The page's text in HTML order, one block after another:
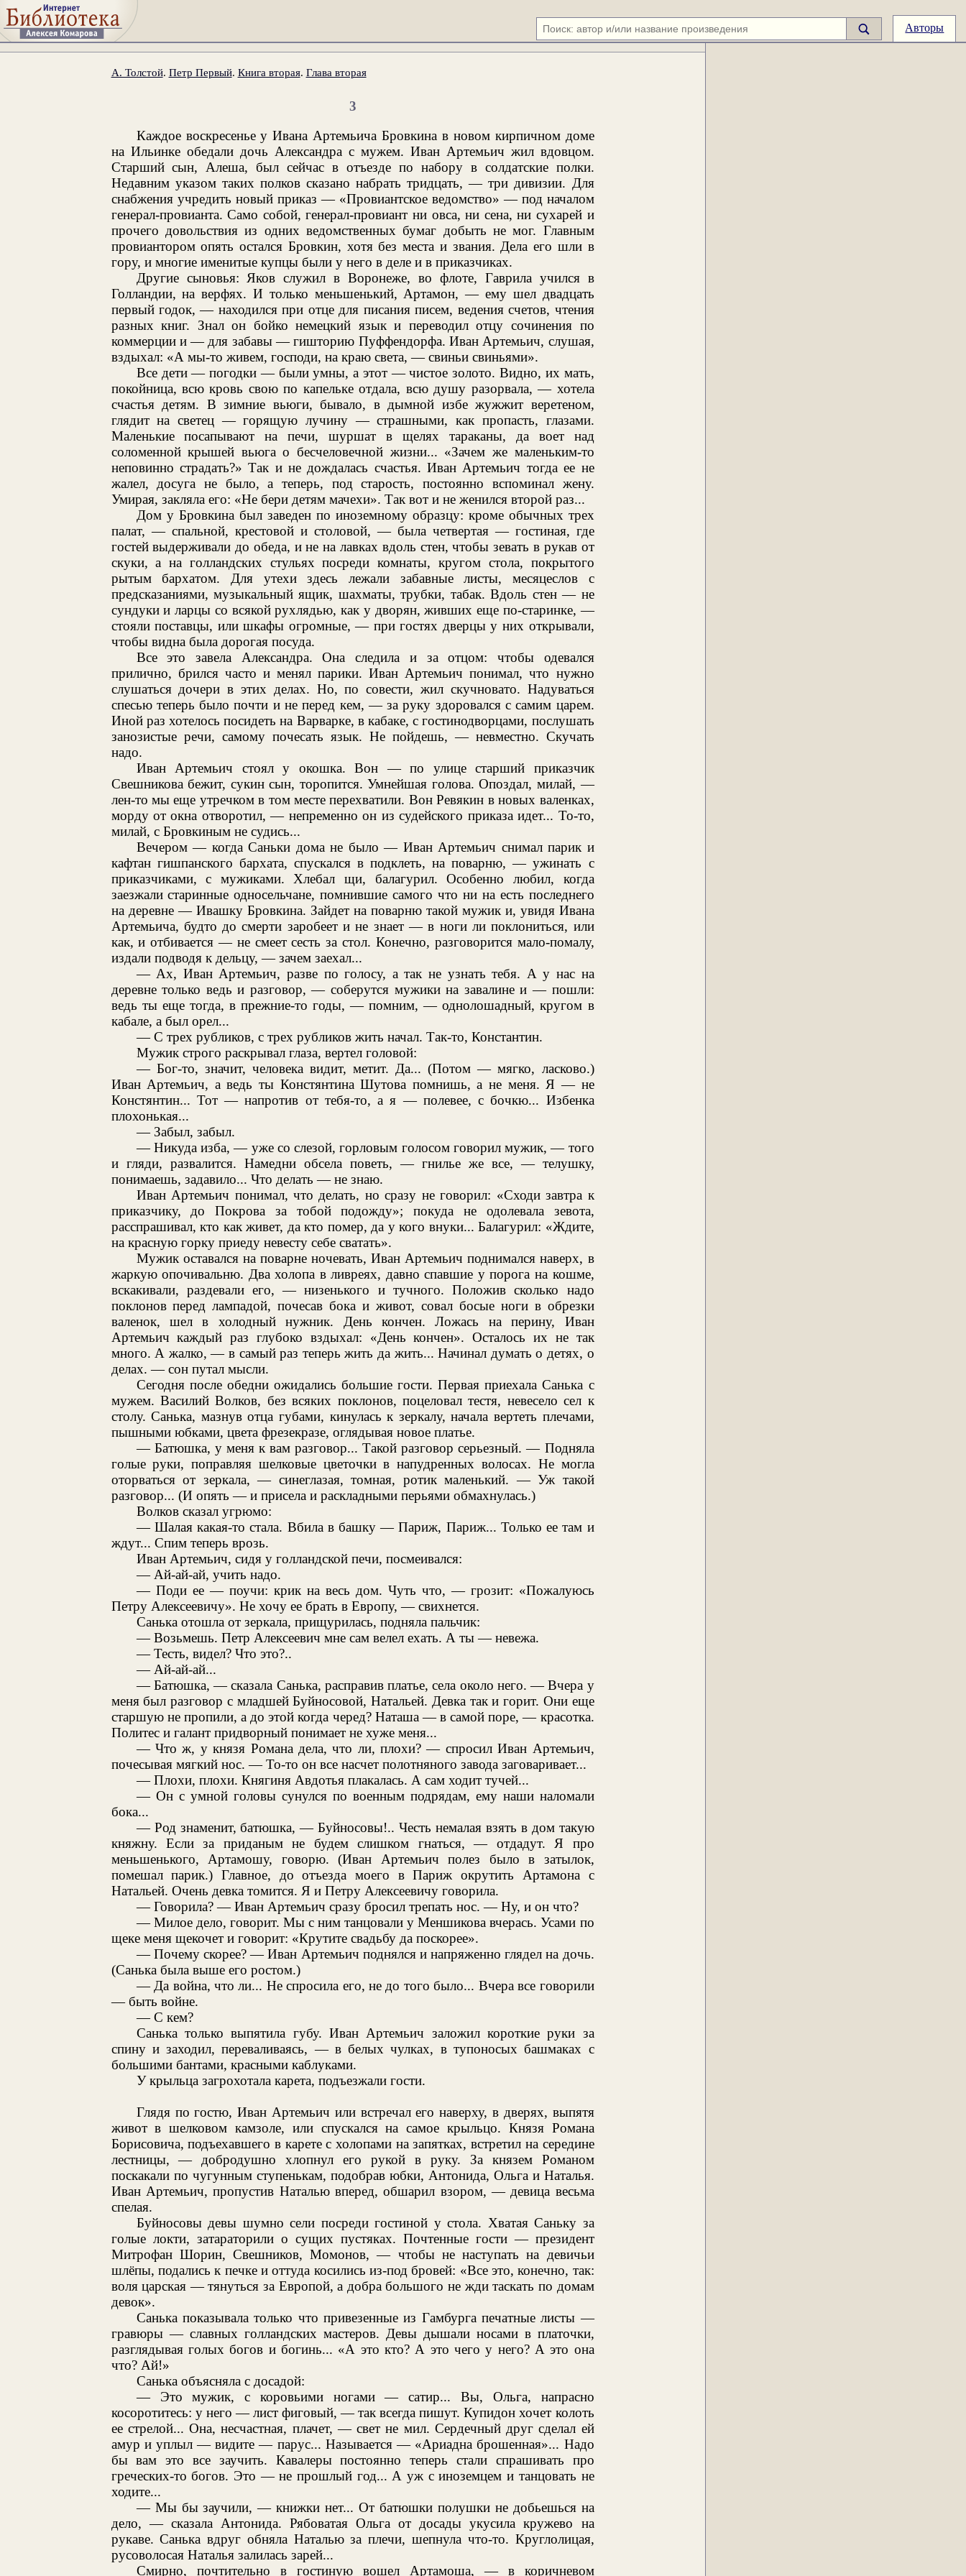
Авторы
А. Толстой. Петр Первый. Книга вторая. Глава вторая
3
Каждое воскресенье у Ивана Артемьича Бровкина в новом кирпичном доме
на Ильинке обедали дочь Александра с мужем. Иван Артемьич жил вдовцом.
Старший сын, Алеша, был сейчас в отъезде по набору в солдатские полки.
Недавним указом таких полков сказано набрать тридцать, — три дивизии. Для
снабжения учредить новый приказ — «Провиантское ведомство» — под началом
генерал-провианта. Само собой, генерал-провиант ни овса, ни сена, ни сухарей и
прочего довольствия из одних ведомственных бумаг добыть не мог. Главным
провиантором опять остался Бровкин, хотя без места и звания. Дела его шли в
гору, и многие именитые купцы были у него в деле и в приказчиках.
Другие сыновья: Яков служил в Воронеже, во флоте, Гаврила учился в
Голландии, на верфях. И только меньшенький, Артамон, — ему шел двадцать
первый годок, — находился при отце для писания писем, ведения счетов, чтения
разных книг. Знал он бойко немецкий язык и переводил отцу сочинения по
коммерции и — для забавы — гишторию Пуффендорфа. Иван Артемьич, слушая,
вздыхал: «А мы-то живем, господи, на краю света, — свиньи свиньями».
Все дети — погодки — были умны, а этот — чистое золото. Видно, их мать,
покойница, всю кровь свою по капельке отдала, всю душу разорвала, — хотела
счастья детям. В зимние вьюги, бывало, в дымной избе жужжит веретеном,
глядит на светец — горящую лучину — страшными, как пропасть, глазами.
Маленькие посапывают на печи, шуршат в щелях тараканы, да воет над
соломенной крышей вьюга о бесчеловечной жизни... «Зачем же маленьким-то
неповинно страдать?» Так и не дождалась счастья. Иван Артемьич тогда ее не
жалел, досуга не было, а теперь, под старость, постоянно вспоминал жену.
Умирая, закляла его: «Не бери детям мачехи». Так вот и не женился второй раз...
Дом у Бровкина был заведен по иноземному образцу: кроме обычных трех
палат, — спальной, крестовой и столовой, — была четвертая — гостиная, где
гостей выдерживали до обеда, и не на лавках вдоль стен, чтобы зевать в рукав от
скуки, а на голландских стульях посреди комнаты, кругом стола, покрытого
рытым бархатом. Для утехи здесь лежали забавные листы, месяцеслов с
предсказаниями, музыкальный ящик, шахматы, трубки, табак. Вдоль стен — не
сундуки и ларцы со всякой рухлядью, как у дворян, живших еще по-старинке, —
стояли поставцы, или шкафы огромные, — при гостях дверцы у них открывали,
чтобы видна была дорогая посуда.
Все это завела Александра. Она следила и за отцом: чтобы одевался
прилично, брился часто и менял парики. Иван Артемьич понимал, что нужно
слушаться дочери в этих делах. Но, по совести, жил скучновато. Надуваться
спесью теперь было почти и не перед кем, — за руку здоровался с самим царем.
Иной раз хотелось посидеть на Варварке, в кабаке, с гостинодворцами, послушать
занозистые речи, самому почесать язык. Не пойдешь, — невместно. Скучать
надо.
Иван Артемьич стоял у окошка. Вон — по улице старший приказчик
Свешникова бежит, сукин сын, торопится. Умнейшая голова. Опоздал, милай, —
лен-то мы еще утречком в том месте перехватили. Вон Ревякин в новых валенках,
морду от окна отворотил, — непременно он из судейского приказа идет... То-то,
милай, с Бровкиным не судись...
Вечером — когда Саньки дома не было — Иван Артемьич снимал парик и
кафтан гишпанского бархата, спускался в подклеть, на поварню, — ужинать с
приказчиками, с мужиками. Хлебал щи, балагурил. Особенно любил, когда
заезжали старинные односельчане, помнившие самого что ни на есть последнего
на деревне — Ивашку Бровкина. Зайдет на поварню такой мужик и, увидя Ивана
Артемьича, будто до смерти заробеет и не знает — в ноги ли поклониться, или
как, и отбивается — не смеет сесть за стол. Конечно, разговорится мало-помалу,
издали подводя к дельцу, — зачем заехал...
— Ах, Иван Артемьич, разве по голосу, а так не узнать тебя. А у нас на
деревне только ведь и разговор, — соберутся мужики на завалине и — пошли:
ведь ты еще тогда, в прежние-то годы, — помним, — однолошадный, кругом в
кабале, а был орел...
— С трех рубликов, с трех рубликов жить начал. Так-то, Константин.
Мужик строго раскрывал глаза, вертел головой:
— Бог-то, значит, человека видит, метит. Да... (Потом — мягко, ласково.)
Иван Артемьич, а ведь ты Констянтина Шутова помнишь, а не меня. Я — не
Констянтин... Тот — напротив от тебя-то, а я — полевее, с бочкю... Избенка
плохонькая...
— Забыл, забыл.
— Никуда изба, — уже со слезой, горловым голосом говорил мужик, — того
и гляди, развалится. Намедни обсела поветь, — гнилье же все, — телушку,
понимаешь, задавило... Что делать — не знаю.
Иван Артемьич понимал, что делать, но сразу не говорил: «Сходи завтра к
приказчику, до Покрова за тобой подожду»; покуда не одолевала зевота,
расспрашивал, кто как живет, да кто помер, да у кого внуки... Балагурил: «Ждите,
на красную горку приеду невесту себе сватать».
Мужик оставался на поварне ночевать, Иван Артемьич поднимался наверх, в
жаркую опочивальню. Два холопа в ливреях, давно спавшие у порога на кошме,
вскакивали, раздевали его, — низенького и тучного. Положив сколько надо
поклонов перед лампадой, почесав бока и живот, совал босые ноги в обрезки
валенок, шел в холодный нужник. День кончен. Ложась на перину, Иван
Артемьич каждый раз глубоко вздыхал: «День кончен». Осталось их не так
много. А жалко, — в самый раз теперь жить да жить... Начинал думать о детях, о
делах. — сон путал мысли.
Сегодня после обедни ожидались большие гости. Первая приехала Санька с
мужем. Василий Волков, без всяких поклонов, поцеловал тестя, невесело сел к
столу. Санька, мазнув отца губами, кинулась к зеркалу, начала вертеть плечами,
пышными юбками, цвета фрезекразе, оглядывая новое платье.
— Батюшка, у меня к вам разговор... Такой разговор серьезный. — Подняла
голые руки, поправляя шелковые цветочки в напудренных волосах. Не могла
оторваться от зеркала, — синеглазая, томная, ротик маленький. — Уж такой
разговор... (И опять — и присела и раскладными перьями обмахнулась.)
Волков сказал угрюмо:
— Шалая какая-то стала. Вбила в башку — Париж, Париж... Только ее там и
ждут... Спим теперь врозь.
Иван Артемьич, сидя у голландской печи, посмеивался:
— Ай-ай-ай, учить надо.
— Поди ее — поучи: крик на весь дом. Чуть что, — грозит: «Пожалуюсь
Петру Алексеевичу». Не хочу ее брать в Европу, — свихнется.
Санька отошла от зеркала, прищурилась, подняла пальчик:
— Возьмешь. Петр Алексеевич мне сам велел ехать. А ты — невежа.
— Тесть, видел? Что это?..
— Ай-ай-ай...
— Батюшка, — сказала Санька, расправив платье, села около него. — Вчера у
меня был разговор с младшей Буйносовой, Натальей. Девка так и горит. Они еще
старшую не пропили, а до этой когда черед? Наташа — в самой поре, — красотка.
Политес и галант придворный понимает не хуже меня...
— Что ж, у князя Романа дела, что ли, плохи? — спросил Иван Артемьич,
почесывая мягкий нос. — То-то он все насчет полотняного завода заговаривает...
— Плохи, плохи. Княгиня Авдотья плакалась. А сам ходит тучей...
— Он с умной головы сунулся по военным подрядам, ему наши наломали
бока...
— Род знаменит, батюшка, — Буйносовы!.. Честь немалая взять в дом такую
княжну. Если за приданым не будем слишком гнаться, — отдадут. Я про
меньшенького, Артамошу, говорю. (Иван Артемьич полез было в затылок,
помешал парик.) Главное, до отъезда моего в Париж окрутить Артамона с
Натальей. Очень девка томится. Я и Петру Алексеевичу говорила.
— Говорила? — Иван Артемьич сразу бросил трепать нос. — Ну, и он что?
— Милое дело, говорит. Мы с ним танцовали у Меншикова вчерась. Усами по
щеке меня щекочет и говорит: «Крутите свадьбу да поскорее».
— Почему скорее? — Иван Артемьич поднялся и напряженно глядел на дочь.
(Санька была выше его ростом.)
— Да война, что ли... Не спросила его, не до того было... Вчера все говорили
— быть войне.
— С кем?
Санька только выпятила губу. Иван Артемьич заложил короткие руки за
спину и заходил, переваливаясь, — в белых чулках, в тупоносых башмаках с
большими бантами, красными каблуками.
У крыльца загрохотала карета, подъезжали гости.
Глядя по гостю, Иван Артемьич или встречал его наверху, в дверях, выпятя
живот в шелковом камзоле, или спускался на самое крыльцо. Князя Романа
Борисовича, подъехавшего в карете с холопами на запятках, встретил на середине
лестницы, — добродушно хлопнул его рукой в руку. За князем Романом
поскакали по чугунным ступенькам, подобрав юбки, Антонида, Ольга и Наталья.
Иван Артемьич, пропустив Наталью вперед, обшарил взором, — девица весьма
спелая.
Буйносовы девы шумно сели посреди гостиной у стола. Хватая Саньку за
голые локти, затараторили о сущих пустяках. Почтенные гости — президент
Митрофан Шорин, Свешников, Момонов, — чтобы не наступать на девичьи
шлёпы, подались к печке и оттуда косились из-под бровей: «Все это, конечно, так:
воля царская — тянуться за Европой, а добра большого не жди таскать по домам
девок».
Санька показывала только что привезенные из Гамбурга печатные листы —
гравюры — славных голландских мастеров. Девы дышали носами в платочки,
разглядывая голых богов и богинь... «А это кто? А это чего у него? А это она
что? Ай!»
Санька объясняла с досадой:
— Это мужик, с коровьими ногами — сатир... Вы, Ольга, напрасно
косоротитесь: у него — лист фиговый, — так всегда пишут. Купидон хочет колоть
ее стрелой... Она, несчастная, плачет, — свет не мил. Сердечный друг сделал ей
амур и уплыл — видите — парус... Называется — «Ариадна брошенная»... Надо
бы вам это все заучить. Кавалеры постоянно теперь стали спрашивать про
греческих-то богов. Это — не прошлый год... А уж с иноземцем и танцовать не
ходите...
— Мы бы заучили, — книжки нет... От батюшки полушки не добьешься на
дело, — сказала Антонида. Рябоватая Ольга от досады укусила кружево на
рукаве. Санька вдруг обняла Наталью за плечи, шепнула что-то. Круглолицая,
русоволосая Наталья залилась зарей...
Смирно, почтительно в гостиную вошел Артамоша, — в коричневом